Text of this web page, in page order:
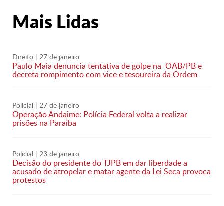
Mais Lidas
Direito | 27 de janeiro
Paulo Maia denuncia tentativa de golpe na OAB/PB e
decreta rompimento com vice e tesoureira da Ordem
Policial | 27 de janeiro
Operação Andaime: Polícia Federal volta a realizar
prisões na Paraíba
Policial | 23 de janeiro
Decisão do presidente do TJPB em dar liberdade a
acusado de atropelar e matar agente da Lei Seca provoca
protestos